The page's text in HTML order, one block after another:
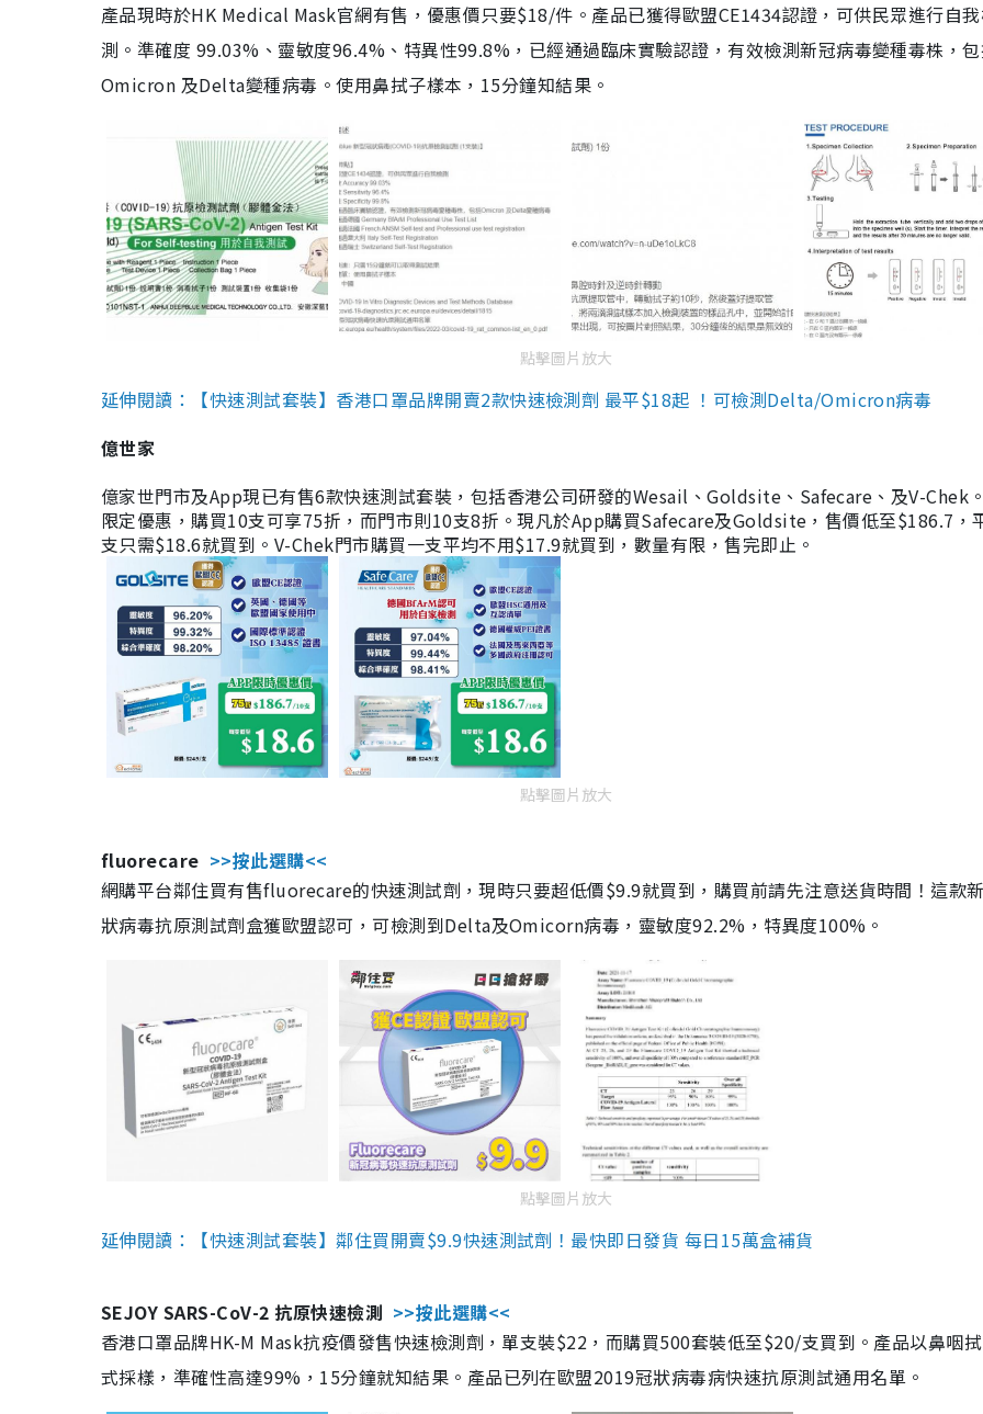
產品現時於HK Medical Mask官網有售，優惠價只要$18/件。產品已獲得歐盟CE1434認證，可供民眾進行自
測。準確度 99.03%、靈敏度96.4%、特異性99.8%，已經通過臨床實驗認證，有效檢測新冠病毒變種毒株，
Omicron 及Delta變種病毒。使用鼻拭子樣本，15分鐘知結果。
點擊圖片放大
延伸閱讀：【快速測試套裝】香港口罩品牌開賣2款快速檢測劑 最平$18起 ！可檢測Delta/Omicron病毒
億世家
億家世門市及App現已有售6款快速測試套裝，包括香港公司研發的Wesail、Goldsite、Safecare、及V-Chek
限定優惠，購買10支可享75折，而門市則10支8折。現凡於App購買Safecare及Goldsite，售價低至$186.7，
支只需$18.6就買到。V-Chek門市購買一支平均不用$17.9就買到，數量有限，售完即止。
點擊圖片放大
fluorecare >>按此選購<<
網購平台鄰住買有售fluorecare的快速測試劑，現時只要超低價$9.9就買到，購買前請先注意送貨時間！這款
狀病毒抗原測試劑盒獲歐盟認可，可檢測到Delta及Omicorn病毒，靈敏度92.2%，特異度100%。
點擊圖片放大
延伸閱讀：【快速測試套裝】鄰住買開賣$9.9快速測試劑！最快即日發貨 每日15萬盒補貨
SEJOY SARS-CoV-2 抗原快速檢測 >>按此選購<<
香港口罩品牌HK-M Mask抗疫價發售快速檢測劑，單支裝$22，而購買500套裝低至$20/支買到。產品以鼻咽
式採樣，準確性高達99%，15分鐘就知結果。產品已列在歐盟2019冠狀病毒病快速抗原測試通用名單。